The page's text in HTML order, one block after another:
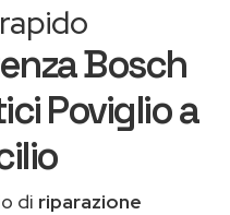
Bosch
Poviglio a
di riparazione